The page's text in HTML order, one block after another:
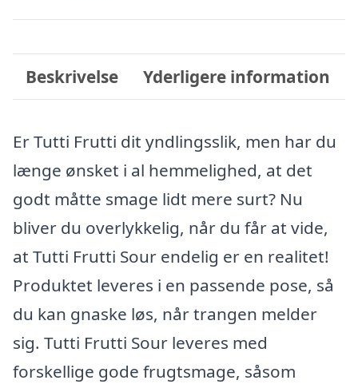
Beskrivelse Yderligere information
Er Tutti Frutti dit yndlingsslik, men har du
længe ønsket i al hemmelighed, at det
godt måtte smage lidt mere surt? Nu
bliver du overlykkelig, når du får at vide,
at Tutti Frutti Sour endelig er en realitet!
Produktet leveres i en passende pose, så
du kan gnaske løs, når trangen melder
sig. Tutti Frutti Sour leveres med
forskellige gode frugtsmage, såsom